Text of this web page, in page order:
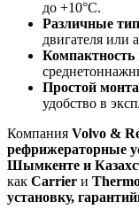
до +10°C.
Различные
двигателя или
Компактность
Простой
удобство в
Компания Volvo &
рефрижераторные
Шымкенте и
как Carrier и
установку,